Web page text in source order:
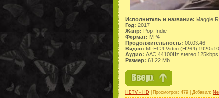
Исполнитель и название: Maggie
Год: 2017
Жанр: Pop, Indie
Формат: MP4
Продолжительность: 00:03:46
Видео: MPEG4 Video (H264)
Аудио: AAC 44100Hz stereo 125kbps
Размер: 61.22 Mb
HDTV - HD | Просмотров: 479 | Добавил: